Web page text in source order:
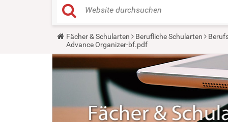
Y
u
a
r
e
Fächer & Schularten Berufliche Schularten
Advance Organizer-bf.pdf